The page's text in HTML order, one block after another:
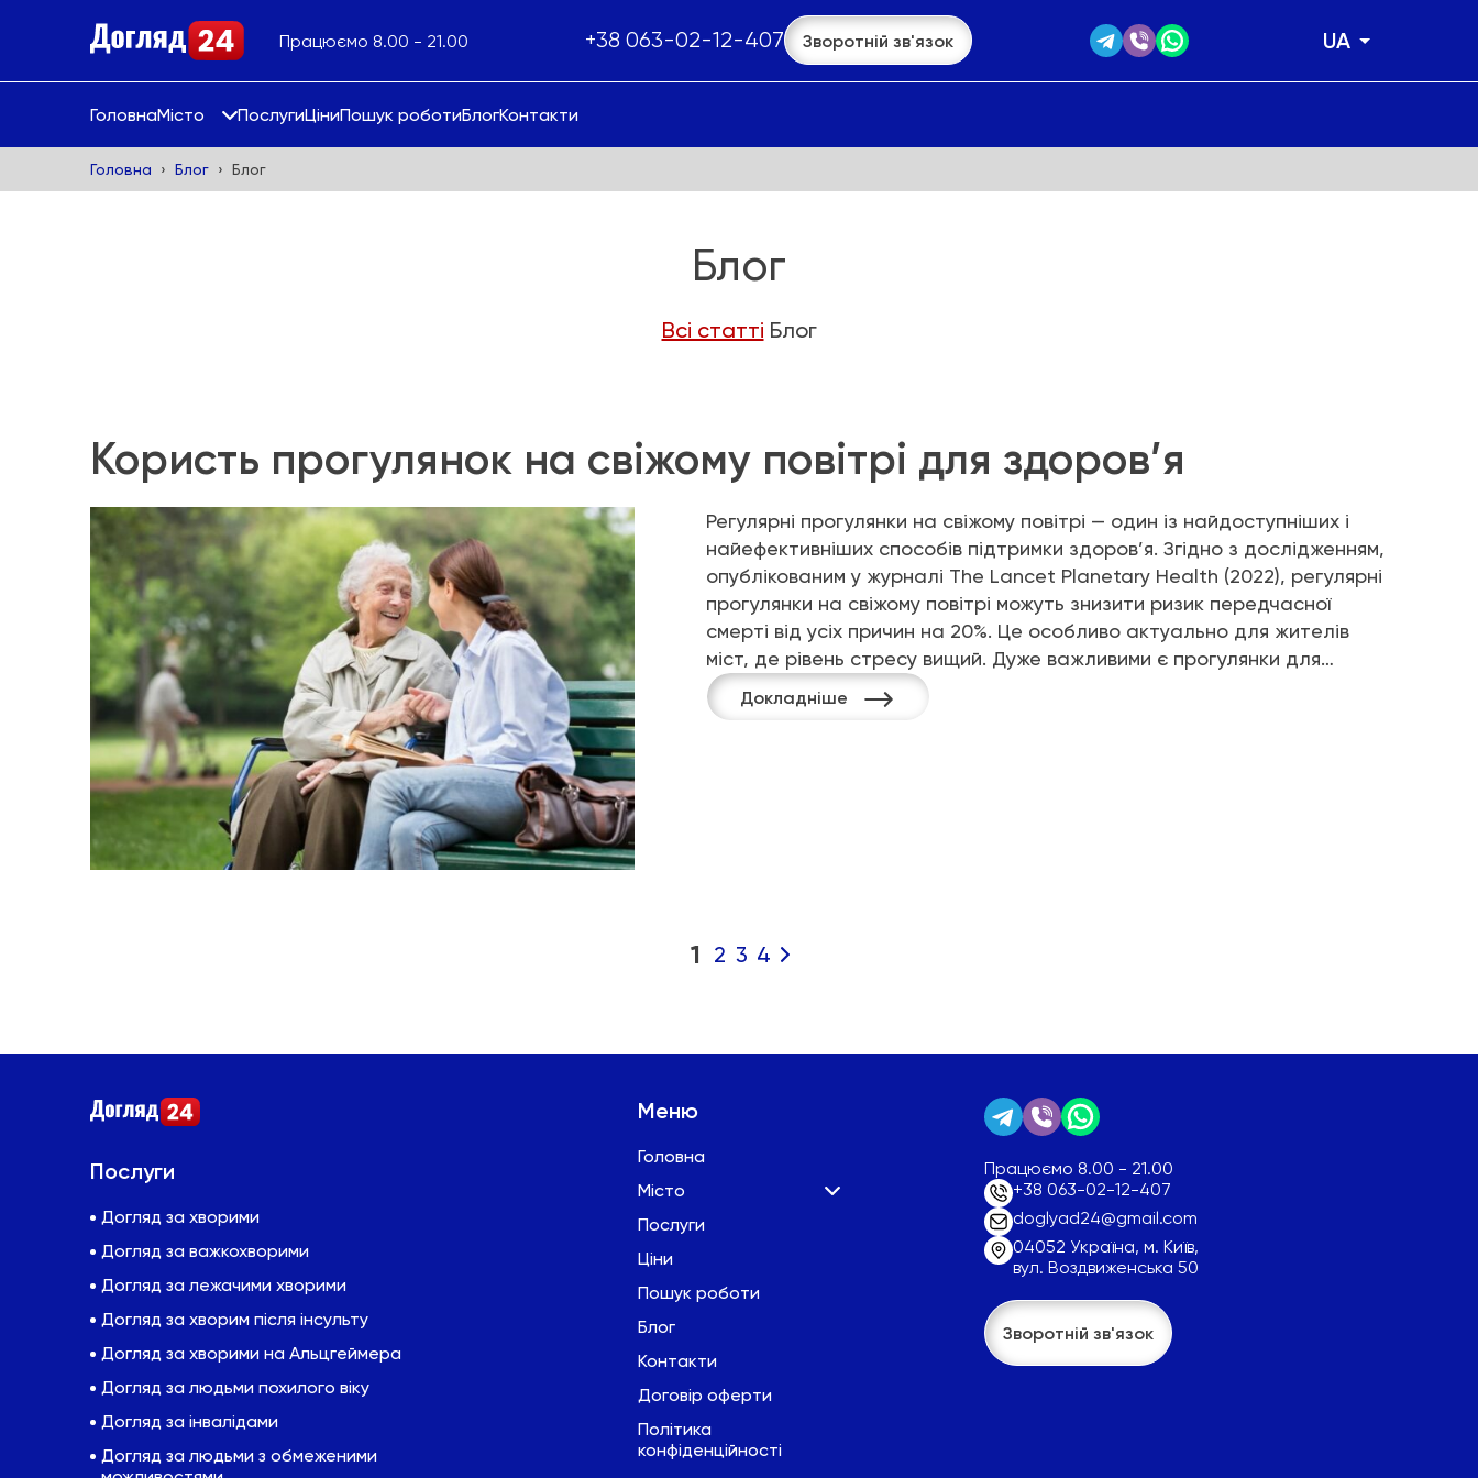
Працюємо 8.00 - 21.00 +38 063-02-12-407 Зворотній зв'язок UA
ГоловнаМісто ПослугиЦіниПошук роботиБлогКонтакти
Головна Блог Блог
Блог
Всі статті Блог
Користь прогулянок на свіжому повітрі для здоров’я
Регулярні прогулянки на свіжому повітрі — один із найдоступніших і
найефективніших способів підтримки здоров’я. Згідно з дослідженням,
опублікованим у журналі The Lancet Planetary Health (2022), регулярні
прогулянки на свіжому повітрі можуть знизити ризик передчасної
смерті від усіх причин на 20%. Це особливо актуально для жителів
міст, де рівень стресу вищий. Дуже важливими є прогулянки для…
Докладніше
1 2 3 4
Меню
Головна
Місто
Послуги
Ціни
Пошук роботи
Блог
Контакти
Договір оферти
Політика
конфіденційності
Послуги
Догляд за хворими
Догляд за важкохворими
Догляд за лежачими хворими
Догляд за хворим після інсульту
Догляд за хворими на Альцгеймера
Догляд за людьми похилого віку
Догляд за інвалідами
Догляд за людьми з обмеженими
Працюємо 8.00 - 21.00
+38 063-02-12-407
doglyad24@gmail.com
04052 Україна, м. Київ,
вул. Воздвиженська 50
Зворотній зв'язок